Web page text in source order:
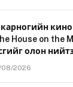
House on the
олон
2026